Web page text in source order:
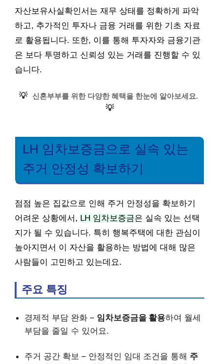
자산보유사실확인서는 재무 상태를 정확하게 파악
하고, 추가적인 투자나 금융 거래를 위한 기초 자료
로 활용됩니다. 또한, 이를 통해 투자자와 금융기관
은 보다 투명하고 신뢰성 있는 거래를 진행할 수 있
습니다.
💡 신혼부부를 위한 다양한 혜택을 한눈에 알아보세요.
💡
LH 임차보증금으로 실속 있는
주거 안정성 확보하기
점점 높은 집값으로 인해 주거 안정성을 확보하기
어려운 상황에서, LH 임차보증금은 실속 있는 선택
지가 될 수 있습니다. 특히 행복주택에 대한 관심이
높아지면서 이 자산을 활용하는 방법에 대해 많은
사람들이 고민하고 있는데요.
주요 특징
경제적 부담 완화 – 임차보증금을 활용하여 월세
부담을 줄일 수 있어요.
주거 공간 확보 – 안정적인 임대 조건을 통해 주